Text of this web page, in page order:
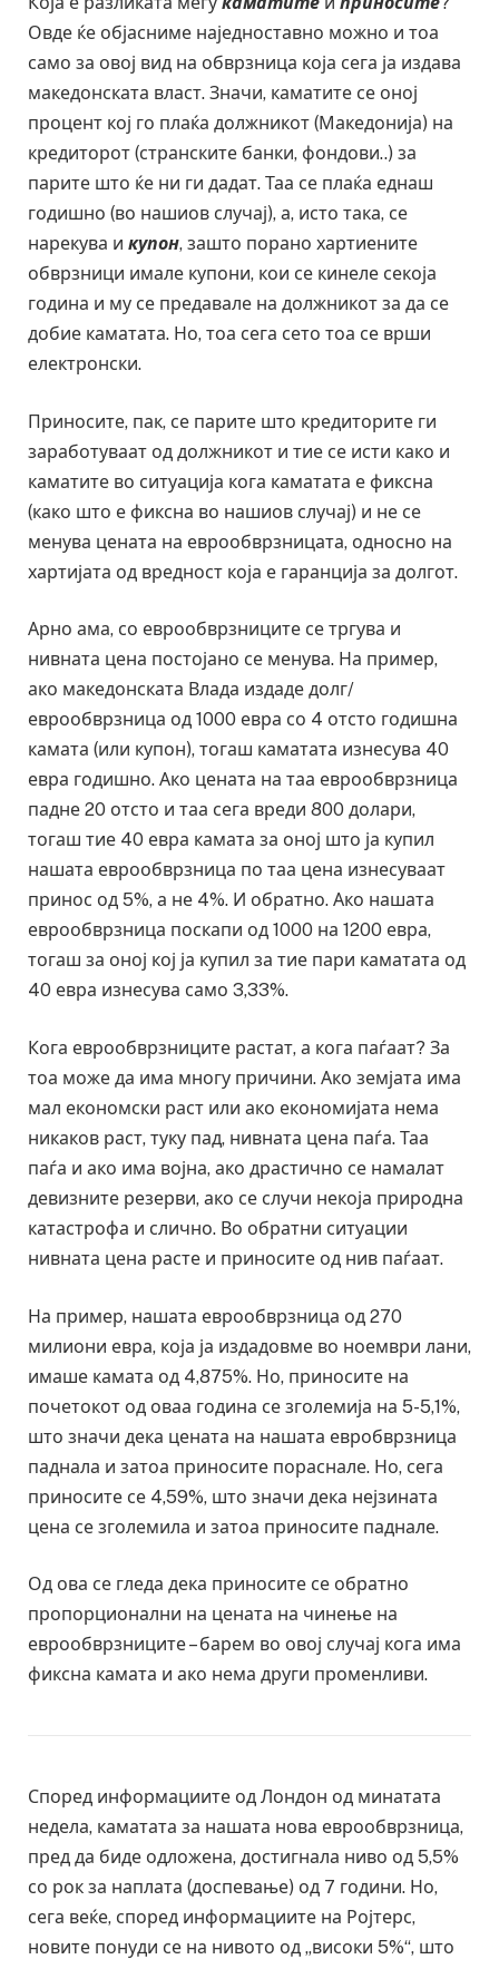
Овде ќе објасниме наједноставно можно и тоа
само за овој вид на обврзница која сега ја издава
македонската власт. Значи, каматите се оној
процент кој го плаќа должникот (Македонија) на
кредиторот (странските банки, фондови..) за
парите што ќе ни ги дадат. Таа се плаќа еднаш
годишно (во нашиов случај), а, исто така, се
нарекува и купон, зашто порано хартиените
обврзници имале купони, кои се кинеле секоја
година и му се предавале на должникот за да се
добие каматата. Но, тоа сега сето тоа се врши
електронски.
Приносите, пак, се парите што кредиторите ги
заработуваат од должникот и тие се исти како и
каматите во ситуација кога каматата е фиксна
(како што е фиксна во нашиов случај) и не се
менува цената на еврообврзницата, односно на
хартијата од вредност која е гаранција за долгот.
Арно ама, со еврообврзниците се тргува и
нивната цена постојано се менува. На пример,
ако македонската Влада издаде долг/
еврообврзница од 1000 евра со 4 отсто годишна
камата (или купон), тогаш каматата изнесува 40
евра годишно. Ако цената на таа еврообврзница
падне 20 отсто и таа сега вреди 800 долари,
тогаш тие 40 евра камата за оној што ја купил
нашата еврообврзница по таа цена изнесуваат
принос од 5%, а не 4%. И обратно. Ако нашата
еврообврзница поскапи од 1000 на 1200 евра,
тогаш за оној кој ја купил за тие пари каматата од
40 евра изнесува само 3,33%.
Кога еврообврзниците растат, а кога паѓаат? За
тоа може да има многу причини. Ако земјата има
мал економски раст или ако економијата нема
никаков раст, туку пад, нивната цена паѓа. Таа
паѓа и ако има војна, ако драстично се намалат
девизните резерви, ако се случи некоја природна
катастрофа и слично. Во обратни ситуации
нивната цена расте и приносите од нив паѓаат.
На пример, нашата еврообврзница од 270
милиони евра, која ја издадовме во ноември лани,
имаше камата од 4,875%. Но, приносите на
почетокот од оваа година се зголемија на 5-5,1%,
што значи дека цената на нашата евробврзница
паднала и затоа приносите пораснале. Но, сега
приносите се 4,59%, што значи дека нејзината
цена се зголемила и затоа приносите паднале.
Од ова се гледа дека приносите се обратно
пропорционални на цената на чинење на
еврообврзниците – барем во овој случај кога има
фиксна камата и ако нема други променливи.
Според информациите од Лондон од минатата
недела, каматата за нашата нова еврообврзница,
пред да биде одложена, достигнала ниво од 5,5%
со рок за наплата (доспевање) од 7 години. Но,
сега веќе, според информациите на Ројтерс,
новите понуди се на нивото од „високи 5%“, што